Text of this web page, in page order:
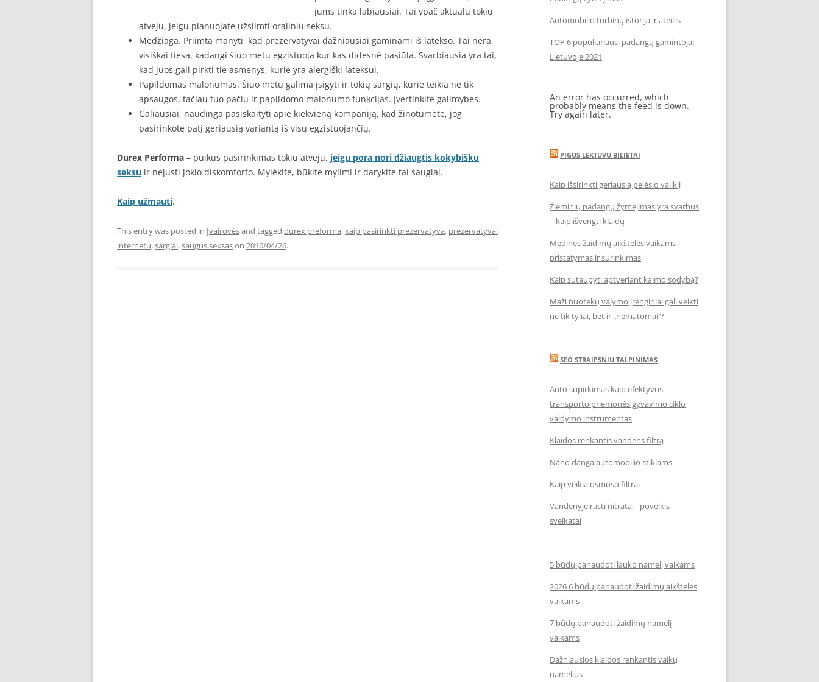
jums tinka labiausiai. Tai ypač aktualu tokiu
atveju, jeigu planuojate užsiimti oraliniu seksu.
Medžiaga. Priimta manyti, kad prezervatyvai dažniausiai gaminami iš latekso. Tai nėra
visiškai tiesa, kadangi šiuo metu egzistuoja kur kas didesnė pasiūla. Svarbiausia yra tai,
kad juos gali pirkti tie asmenys, kurie yra alergiški lateksui.
Papildomas malonumas. Šiuo metu galima įsigyti ir tokių sargių, kurie teikia ne tik
apsaugos, tačiau tuo pačiu ir papildomo malonumo funkcijas. Įvertinkite galimybes.
Galiausiai, naudinga pasiskaityti apie kiekvieną kompaniją, kad žinotumėte, jog
pasirinkote patį geriausią variantą iš visų egzistuojančių.
Durex Performa – puikus pasirinkimas tokiu atveju, jeigu pora nori džiaugtis kokybišku
seksu ir nejusti jokio diskomforto. Mylėkite, būkite mylimi ir darykite tai saugiai.
Kaip užmauti.
This entry was posted in Įvairovėsand tagged durex preforma, kaip pasirinkti prezervatyva, prezervatyvai
internetu,sargiai,saugus seksason 2016/04/26.
Automobilio turbinų istorija ir ateitis
TOP 6 populiariausi padangų gamintojai
Lietuvoje 2021
An error has occurred, which
probably means the feed is down.
Try again later.
PIGUS LEKTUVU BILIETAI
Kaip išsirinkti geriausią pelėsio valiklį
Žieminių padangų žymėjimas yra svarbus
– kaip išvengti klaidų
Medinės žaidimų aikštelės vaikams –
pristatymas ir surinkimas
Kaip sutaupyti aptveriant kaimo sodybą?
Maži nuotekų valymo įrenginiai gali veikti
ne tik tyliai, bet ir „nematomai‘‘?
SEO STRAIPSNIU TALPINIMAS
Auto supirkimas kaip efektyvus
transporto priemonės gyvavimo ciklo
valdymo instrumentas
Klaidos renkantis vandens filtrą
Nano danga automobilio stiklams
Kaip veikia osmoso filtrai
Vandenyje rasti nitratai - poveikis
sveikatai
5 būdų panaudoti lauko namelį vaikams
2026 6 būdų panaudoti žaidimų aikšteles
vaikams
7 būdų panaudoti žaidimų namelį
vaikams
Dažniausios klaidos renkantis vaikų
namelius